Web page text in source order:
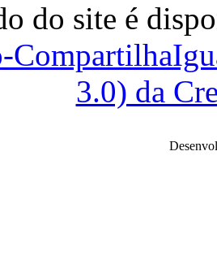
do site é
3.0) da